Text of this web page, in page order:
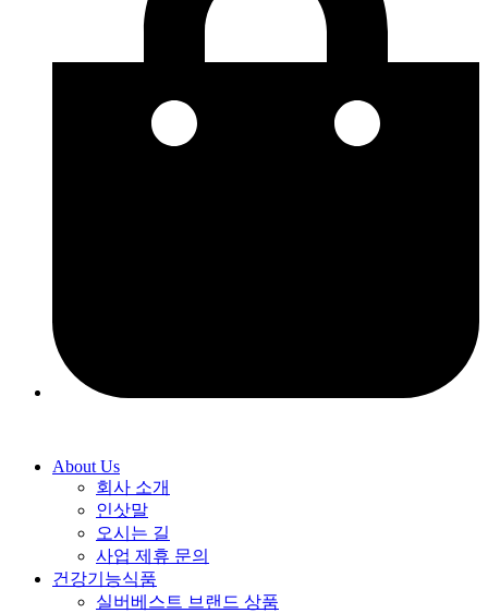
About Us
회사 소개
인삿말
오시는 길
사업 제휴 문의
건강기능식품
실버베스트 브랜드 상품